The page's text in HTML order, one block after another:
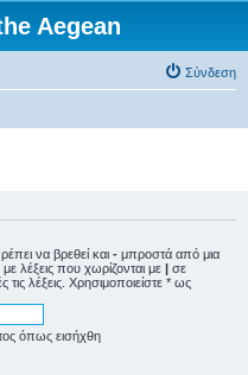
Aegean
Σύνδεση
να βρεθεί και - μπροστά από μια
λέξεις που χωρίζονται με | σε
λέξεις. Χρησιμοποιείστε * ως
όπως εισήχθη